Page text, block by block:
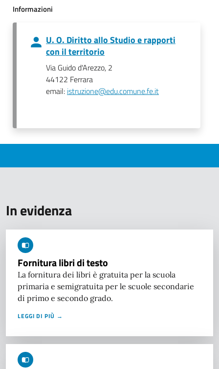
Informazioni
U. O. Diritto allo Studio e rapporti
con il territorio
Via Guido d'Arezzo, 2
44122 Ferrara
email: istruzione@edu.comune.fe.it
In evidenza
Fornitura libri di testo
La fornitura dei libri è gratuita per la scuola
primaria e semigratuita per le scuole secondarie
di primo e secondo grado.
LEGGI DI PIÙ →